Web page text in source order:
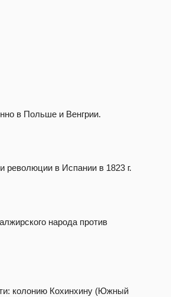
в Польше и Венгрии.
революции в Испании в 1823 г.
народа против
колонию Кохинхину (Южный